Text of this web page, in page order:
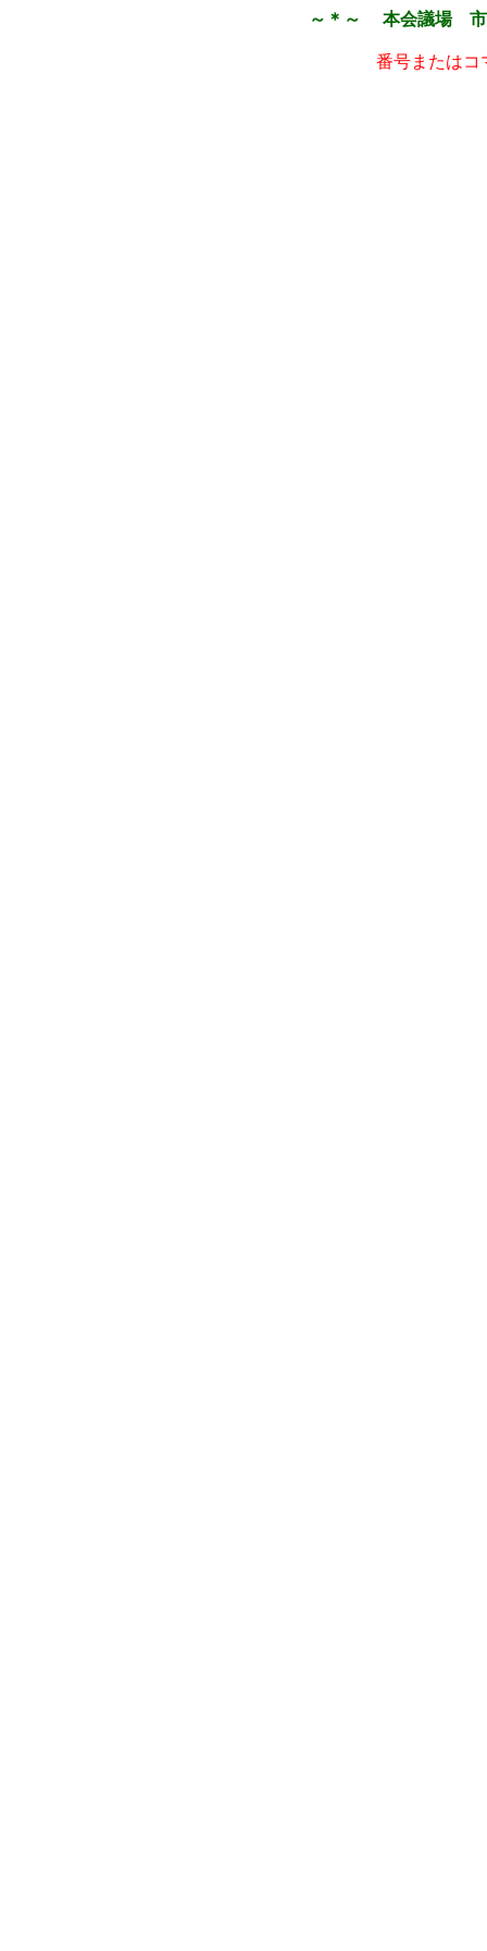
～＊～ 本会議場 市
番号またはコ